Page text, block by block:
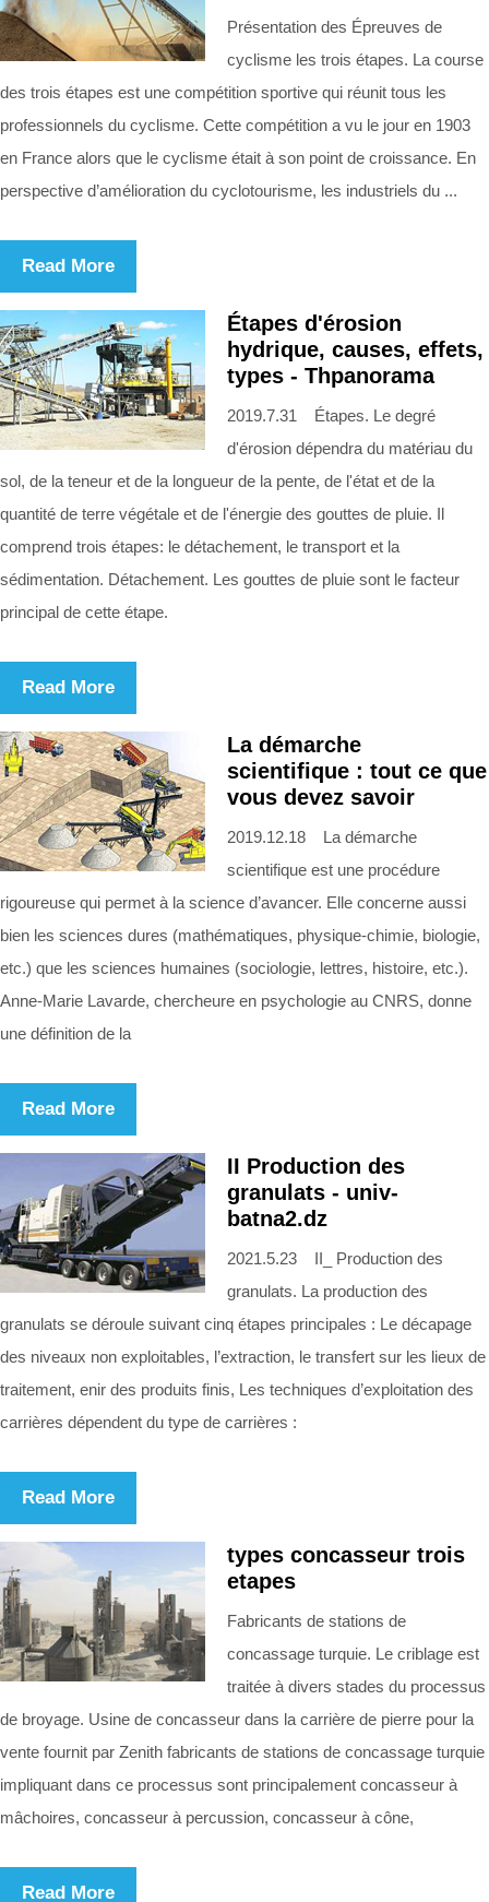
Présentation des Épreuves de
cyclisme les trois étapes. La course
des trois étapes est une compétition sportive qui réunit tous les
professionnels du cyclisme. Cette compétition a vu le jour en 1903
en France alors que le cyclisme était à son point de croissance. En
perspective d’amélioration du cyclotourisme, les industriels du ...
Read More
Étapes d'érosion
hydrique, causes, effets,
types - Thpanorama
2019.7.31 Étapes. Le degré
d'érosion dépendra du matériau du
sol, de la teneur et de la longueur de la pente, de l'état et de la
quantité de terre végétale et de l'énergie des gouttes de pluie. Il
comprend trois étapes: le détachement, le transport et la
sédimentation. Détachement. Les gouttes de pluie sont le facteur
principal de cette étape.
Read More
La démarche
scientifique : tout ce que
vous devez savoir
2019.12.18 La démarche
scientifique est une procédure
rigoureuse qui permet à la science d’avancer. Elle concerne aussi
bien les sciences dures (mathématiques, physique-chimie, biologie,
etc.) que les sciences humaines (sociologie, lettres, histoire, etc.).
Anne-Marie Lavarde, chercheure en psychologie au CNRS, donne
une définition de la
Read More
II Production des
granulats - univ-
batna2.dz
2021.5.23 II_ Production des
granulats. La production des
granulats se déroule suivant cinq étapes principales : Le décapage
des niveaux non exploitables, l’extraction, le transfert sur les lieux de
traitement, enir des produits finis, Les techniques d’exploitation des
carrières dépendent du type de carrières :
Read More
types concasseur trois
etapes
Fabricants de stations de
concassage turquie. Le criblage est
traitée à divers stades du processus
de broyage. Usine de concasseur dans la carrière de pierre pour la
vente fournit par Zenith fabricants de stations de concassage turquie
impliquant dans ce processus sont principalement concasseur à
mâchoires, concasseur à percussion, concasseur à cône,
Read More